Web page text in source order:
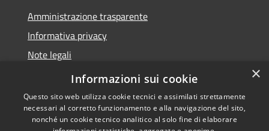
Amministrazione trasparente
Informativa privacy
Note legali
Dichiarazione di accessibilità
×
Informazioni sui cookie
Questo sito web utilizza cookie tecnici e assimilati strettamente
necessari al corretto funzionamento e alla navigazione del sito,
nonché un cookie tecnico analitico al solo fine di elaborare